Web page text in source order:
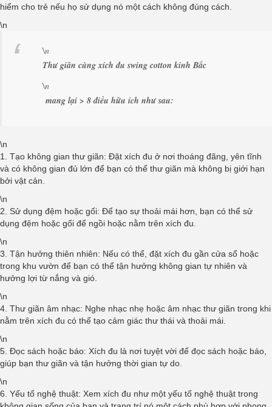
hiểm cho trẻ nếu họ sử dụng nó một cách không đúng cách.
\n
\n
Thư giãn cùng xích đu swing cotton kinh Bắc
\n
mang lại > 8 điều hữu ích như sau:
\n
1. Tạo không gian thư giãn: Đặt xích đu ở nơi thoáng đãng, yên tĩnh
và có không gian đủ lớn để bạn có thể thư giãn mà không bị giới hạn
bởi vật cản.
\n
2. Sử dụng đệm hoặc gối: Để tạo sự thoải mái hơn, bạn có thể sử
dụng đệm hoặc gối để ngồi hoặc nằm trên xích đu.
\n
3. Tận hưởng thiên nhiên: Nếu có thể, đặt xích đu gần cửa sổ hoặc
trong khu vườn để bạn có thể tận hưởng không gian tự nhiên và
hưởng lợi từ nắng và gió.
\n
4. Thư giãn âm nhạc: Nghe nhạc nhẹ hoặc âm nhạc thư giãn trong khi
nằm trên xích đu có thể tạo cảm giác thư thái và thoải mái.
\n
5. Đọc sách hoặc báo: Xích đu là nơi tuyệt vời để đọc sách hoặc báo,
giúp bạn thư giãn và tận hưởng thời gian tự do.
\n
6. Yếu tố nghệ thuật: Xem xích đu như một yếu tố nghệ thuật trong